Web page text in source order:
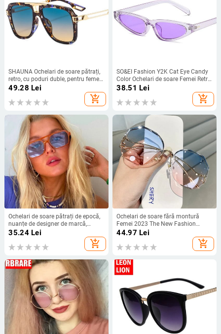
SHAUNA Ochelari de soare pătrați,
retro, cu poduri duble, pentru femei,
de brand de modă, nuanțe
degradate, UV400, pentru bărbați,
ochelari de soare în tendințe
49.28 Lei
add_shopping_cart
SO&EI Fashion Y2K Cat Eye Candy
Color Ochelari de soare Femei Retro
Nituri Decorație Bărbați Tendințe
Violet Ochelari de soare Nuanțe
UV400
38.51 Lei
add_shopping_cart
Ochelari de soare pătrați de epocă,
nuanțe de designer de marcă,
ochelari de soare pentru femei,
bomboane, ochi de soare
35.24Lei
add_shopping_cart
Ochelari de soare fără montură
Femei 2023 The New Fashion
Ochelari Vintage Rotunzi Roz
44.97 Lei
add_shopping_cart